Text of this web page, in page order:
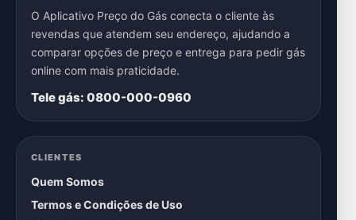
O Aplicativo Preço do Gás conecta o cliente às
revendas que atendem seu endereço, ajudando a
comparar opções de preço e entrega para pedir gás
online com mais praticidade.
Tele gás: 0800-000-0960
CLIENTES
Quem Somos
Termos e Condições de Uso